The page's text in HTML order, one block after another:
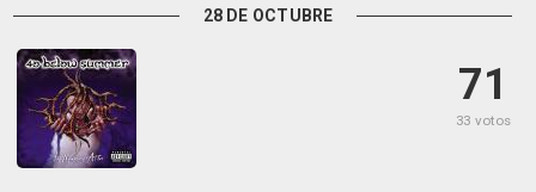
28 DE OCTUBRE
71
33 votos